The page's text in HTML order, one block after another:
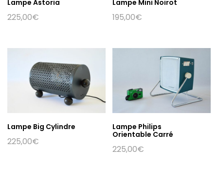
Lampe Astoria
225,00€
Lampe Mini Noirot
195,00€
Lampe Big Cylindre
225,00€
Lampe Philips
Orientable Carré
225,00€